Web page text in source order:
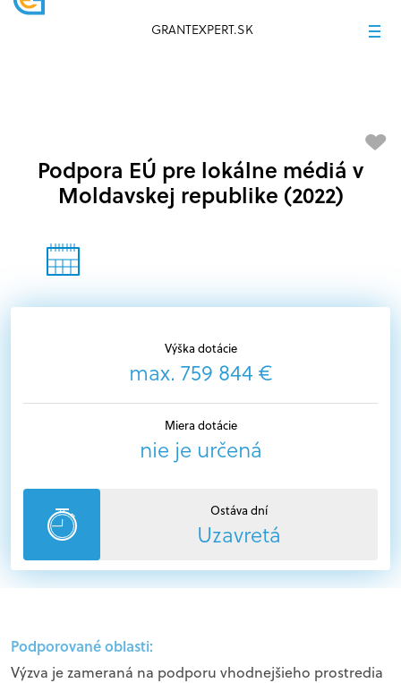
GRANTEXPERT.SK
Výška dotácie
max. 759 844 €
Miera dotácie
nie je určená
Ostáva dní
Uzavretá
Podpora EÚ pre lokálne médiá v
Moldavskej republike (2022)
Podporované oblasti:
Výzva je zameraná na podporu vhodnejšieho prostredia